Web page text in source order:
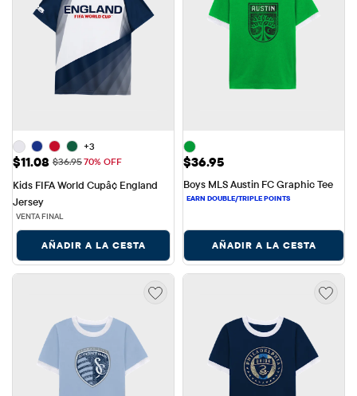
+3
Precio de venta: $11.08
$11.08 Precio original: $36.95
$36.9570% OFF
Kids FIFA World Cupâ¢ England
Jersey
VENTA FINAL
AÑADIR A LA CESTA
Precio: $36.95
$36.95
Boys MLS Austin FC Graphic Tee
AÑADIR A LA CESTA